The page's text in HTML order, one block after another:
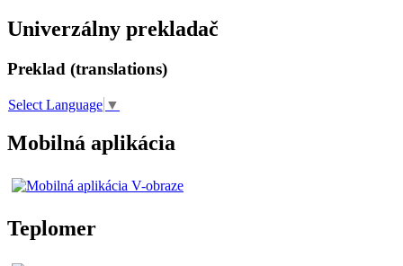
Univerzálny prekladač
Preklad (translations)
Select Language ▼
Mobilná aplikácia
Teplomer